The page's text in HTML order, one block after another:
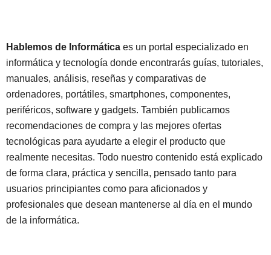
Hablemos de Informática es un portal especializado en
informática y tecnología donde encontrarás guías, tutoriales,
manuales, análisis, reseñas y comparativas de
ordenadores, portátiles, smartphones, componentes,
periféricos, software y gadgets. También publicamos
recomendaciones de compra y las mejores ofertas
tecnológicas para ayudarte a elegir el producto que
realmente necesitas. Todo nuestro contenido está explicado
de forma clara, práctica y sencilla, pensado tanto para
usuarios principiantes como para aficionados y
profesionales que desean mantenerse al día en el mundo
de la informática.